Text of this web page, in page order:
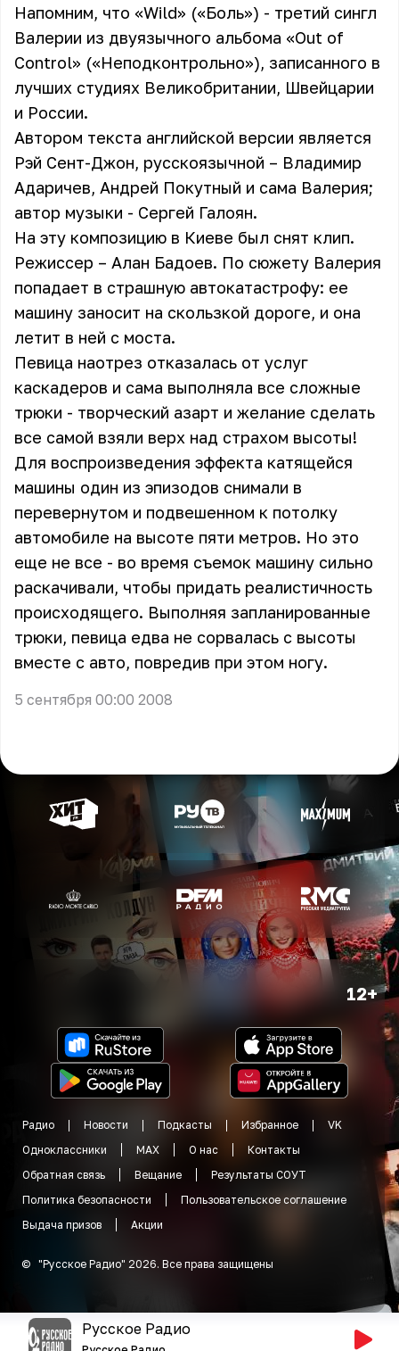
Напомним, что «Wild» («Боль») - третий сингл
Валерии из двуязычного альбома «Out of
Control» («Неподконтрольно»), записанного в
лучших студиях Великобритании, Швейцарии
и России.
Автором текста английской версии является
Рэй Сент-Джон, русскоязычной – Владимир
Адаричев, Андрей Покутный и сама Валерия;
автор музыки - Сергей Галоян.
На эту композицию в Киеве был снят клип.
Режиссер – Алан Бадоев. По сюжету Валерия
попадает в страшную автокатастрофу: ее
машину заносит на скользкой дороге, и она
летит в ней с моста.
Певица наотрез отказалась от услуг
каскадеров и сама выполняла все сложные
трюки - творческий азарт и желание сделать
все самой взяли верх над страхом высоты!
Для воспроизведения эффекта катящейся
машины один из эпизодов снимали в
перевернутом и подвешенном к потолку
автомобиле на высоте пяти метров. Но это
еще не все - во время съемок машину сильно
раскачивали, чтобы придать реалистичность
происходящего. Выполняя запланированные
трюки, певица едва не сорвалась с высоты
вместе с авто, повредив при этом ногу.
5 сентября 00:00 2008
12+
Радио Новости Подкасты Избранное
VK
Одноклассники
MAX О нас
Контакты
Обратная связь
Вещание
Результаты СОУТ
Политика безопасности
Пользовательское соглашение
Выдача призов
Акции
© "Русское Радио" 2026. Все права защищены
Русское Радио